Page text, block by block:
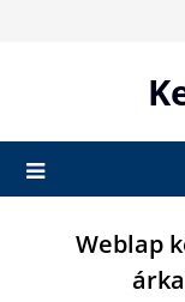
Weblap